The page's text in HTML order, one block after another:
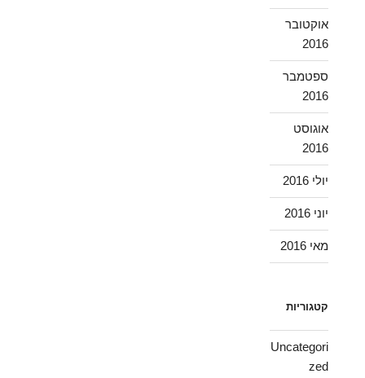
אוקטובר
2016
ספטמבר
2016
אוגוסט
2016
יולי 2016
יוני 2016
מאי 2016
קטגוריות
Uncategori
zed